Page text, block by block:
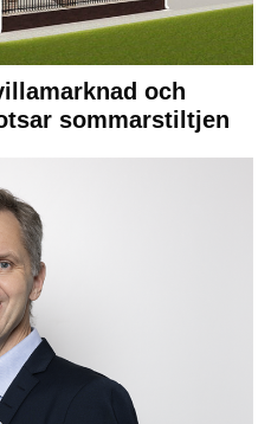
och
sommarstiltjen